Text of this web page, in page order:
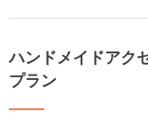
ハンドメイドアク
プラン